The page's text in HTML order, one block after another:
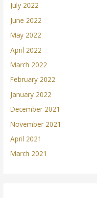
July 2022
June 2022
May 2022
April 2022
March 2022
February 2022
January 2022
December 2021
November 2021
April 2021
March 2021